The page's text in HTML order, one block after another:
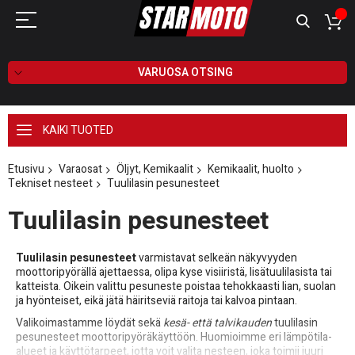
VARUOSA OTSING
KAIKI TUOTED
Etusivu Varaosat Öljyt, Kemikaalit
Kemikaalit, huolto
Tekniset nesteet
Tuulilasin pesunesteet
Tuulilasin pesunesteet
Tuulilasin pesunesteetvarmistavat selkeän näkyvyyden
moottoripyörällä ajettaessa, olipa kyse visiiristä, lisätuulilasista tai
katteista. Oikein valittu pesuneste poistaa tehokkaasti lian, suolan
ja hyönteiset, eikä jätä häiritseviä raitoja tai kalvoa pintaan.
Valikoimastamme löydät sekäkesä- että talvikaudentuulilasin
pesunesteet moottoripyöräkäyttöön. Huomioimme eri lämpötila-
alueet ja käyttötarpeet, jotta voit valita nesteen, joka toimii juuri